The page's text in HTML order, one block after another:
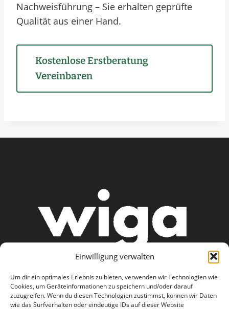
Einwilligung verwalten
Um dir ein optimales Erlebnis zu bieten, verwenden wir Technologien wie
Cookies, um Geräteinformationen zu speichern und/oder darauf
zuzugreifen. Wenn du diesen Technologien zustimmst, können wir Daten
wie das Surfverhalten oder eindeutige IDs auf dieser Website
Nachweisführung – Sie erhalten geprüfte
Qualität aus einer Hand.
Kostenlose Erstberatung
Vereinbaren